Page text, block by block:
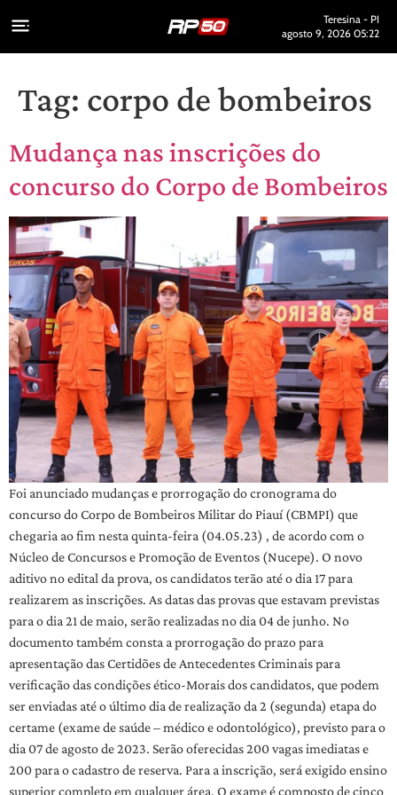
Teresina - PI
agosto 9, 2026 05:22
Tag: corpo de bombeiros
Mudança nas inscrições do
concurso do Corpo de Bombeiros
Foi anunciado mudanças e prorrogação do cronograma do
concurso do Corpo de Bombeiros Militar do Piauí (CBMPI) que
chegaria ao fim nesta quinta-feira (04.05.23) , de acordo com o
Núcleo de Concursos e Promoção de Eventos (Nucepe). O novo
aditivo no edital da prova, os candidatos terão até o dia 17 para
realizarem as inscrições. As datas das provas que estavam previstas
para o dia 21 de maio, serão realizadas no dia 04 de junho. No
documento também consta a prorrogação do prazo para
apresentação das Certidões de Antecedentes Criminais para
verificação das condições ético-Morais dos candidatos, que podem
ser enviadas até o último dia de realização da 2 (segunda) etapa do
certame (exame de saúde – médico e odontológico), previsto para o
dia 07 de agosto de 2023. Serão oferecidas 200 vagas imediatas e
200 para o cadastro de reserva. Para a inscrição, será exigido ensino
superior completo em qualquer área. O exame é composto de cinco